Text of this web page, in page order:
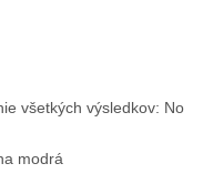
všetkých výsledkov: No
modrá